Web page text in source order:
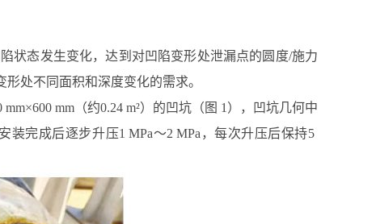
状态发生变化，达到对凹陷变形处泄漏点的圆度/施力
处不同面积和深度变化的需求。
mm（约0.24 m²）的凹坑（图 1），凹坑几何中
完成后逐步升压1 MPa～2 MPa，每次升压后保持5